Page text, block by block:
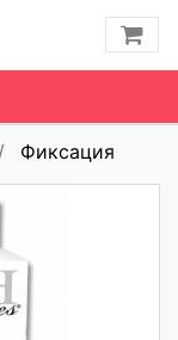
Фиксация